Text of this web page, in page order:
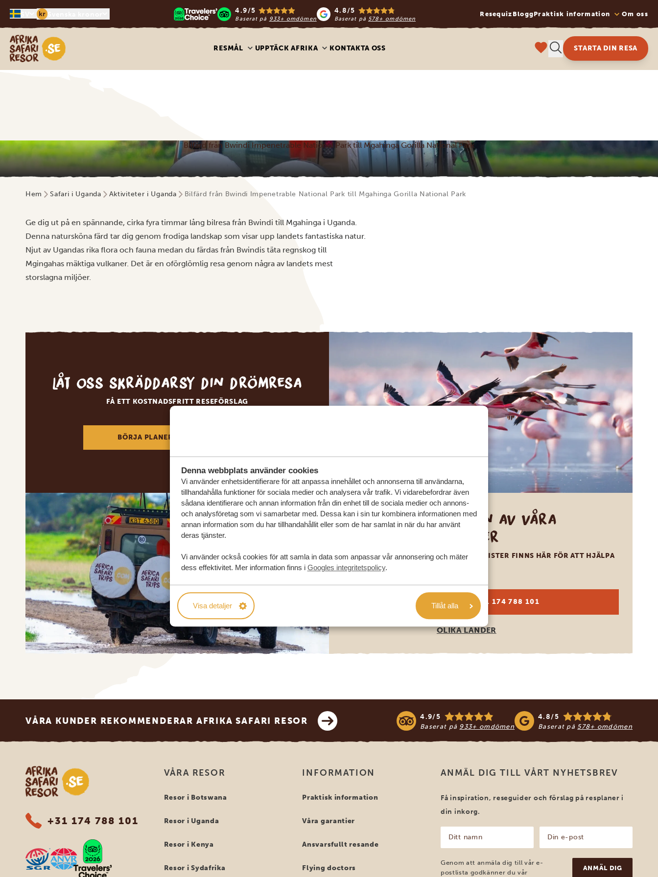
Denna webbplats använder cookies
Vi använder enhetsidentifierare för att anpassa innehållet och annonserna till användarna,
tillhandahålla funktioner för sociala medier och analysera vår trafik. Vi vidarebefordrar även
sådana identifierare och annan information från din enhet till de sociala medier och annons-
och analysföretag som vi samarbetar med. Dessa kan i sin tur kombinera informationen med
annan information som du har tillhandahållit eller som de har samlat in när du har använt
deras tjänster.
Vi använder också cookies för att samla in data som anpassar vår annonsering och mäter
dess effektivitet. Mer information finns i Googles integritetspolicy.
Visa detaljer Tillåt alla
kr 4.9/5
Baserat på 933+ omdömen
4.8/5
Baserat på 578+ omdömen
Resequiz BloggPraktisk information Om oss
Safari-resor i Afrika
RESMÅL UPPTÄCK AFRIKA KONTAKTA OSS STARTA DIN RESA
Bilfärd från Bwindi Impenetrable National Park till Mgahinga Gorilla National Park
Hem Safari i Uganda Aktiviteter i Uganda Bilfärd från Bwindi Impenetrable National Park till Mgahinga Gorilla National Park
Ge dig ut på en spännande, cirka fyra timmar lång bilresa från Bwindi till Mgahinga i Uganda.
Denna natursköna färd tar dig genom frodiga landskap som visar upp landets fantastiska natur.
Njut av Ugandas rika flora och fauna medan du färdas från Bwindis täta regnskog till
Mgingahas mäktiga vulkaner. Det är en oförglömlig resa genom några av landets mest
storslagna miljöer.
Låt oss skräddarsy din drömresa
FÅ ETT KOSTNADSFRITT RESEFÖRSLAG
BÖRJA PLANERA DIN DRÖMRESA
Ring en av våra
experter
VÅRA SPECIALISTER FINNS HÄR FÖR ATT HJÄLPA
SV: +31 174 788 101
OLIKA LÄNDER
VÅRA KUNDER REKOMMENDERAR AFRIKA SAFARI RESOR 4.9/5
Baserat på 933+ omdömen
4.8/5
Baserat på 578+ omdömen
Safari-resor i Afrika
+31 174 788 101
VÅRA RESOR
Resor i Botswana
Resor i Uganda
Resor i Kenya
Resor i Sydafrika
INFORMATION
Praktisk information
Våra garantier
Ansvarsfullt resande
Flying doctors
ANMÄL DIG TILL VÅRT NYHETSBREV
Få inspiration, reseguider och förslag på resplaner i
din inkorg.
namn
(Obligatoriskt)
post
(Obligatoriskt)
Genom att anmäla dig till vår e-
postlista godkänner du vår